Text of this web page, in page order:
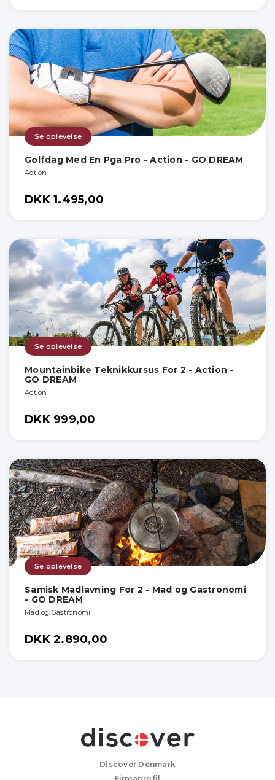
Se oplevelse
Golfdag Med En Pga Pro - Action - GO DREAM
Action
DKK 1.495,00
Se oplevelse
Mountainbike Teknikkursus For 2 - Action -
GO DREAM
Action
DKK 999,00
Se oplevelse
Samisk Madlavning For 2 - Mad og Gastronomi
- GO DREAM
Mad og Gastronomi
DKK 2.890,00
Discover Denmark